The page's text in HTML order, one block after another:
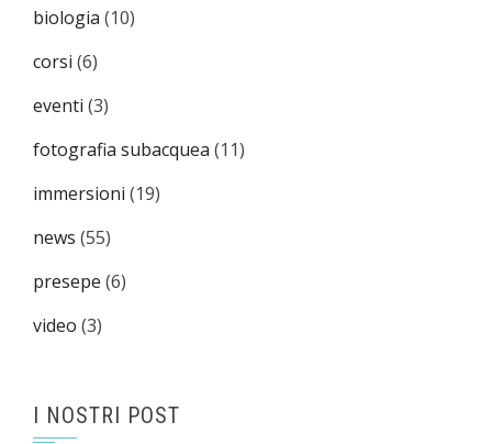
biologia (10)
corsi (6)
eventi (3)
fotografia subacquea (11)
immersioni (19)
news (55)
presepe (6)
video (3)
I NOSTRI POST